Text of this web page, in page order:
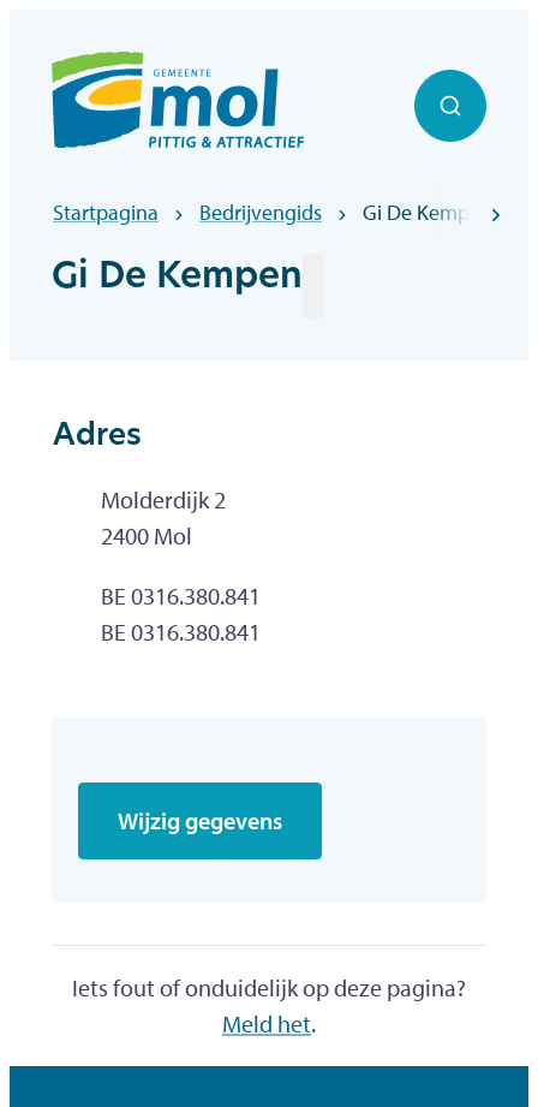
Officiële website gemeentebestuur Mol
Zoek
Startpagina Bedrijvengids Gi De Kempen
Gi De Kempen
Adres
AdresMolderdijk 2
,2400 Mol
Ondernemingsnummer
BE 0316.380.841
BTW nr.BE 0316.380.841
Wijzig gegevens
Iets fout of onduidelijk op deze pagina?
Meld het.